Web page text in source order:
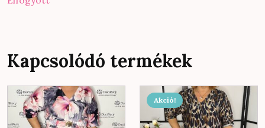
Kapcsolódó termékek
Ennek
a
terméknek
Akció!